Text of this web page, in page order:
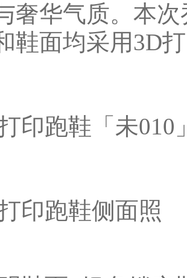
奢华气质。本
鞋面均采用3D
印跑鞋「未
印跑鞋侧面照